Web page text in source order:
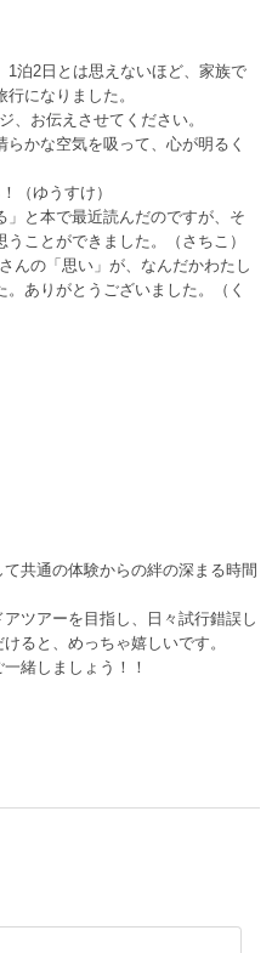
泊2日とは思えないほど、家族で
になりました。
、お伝えさせてください。
かな空気を吸って、心が明るく
（ゆうすけ）
」と本で最近読んだのですが、そ
ことができました。（さちこ）
んの「思い」が、なんだかわたし
ありがとうございました。（く
共通の体験からの絆の深まる時間
ツアーを目指し、日々試行錯誤し
ると、めっちゃ嬉しいです。
緒しましょう！！